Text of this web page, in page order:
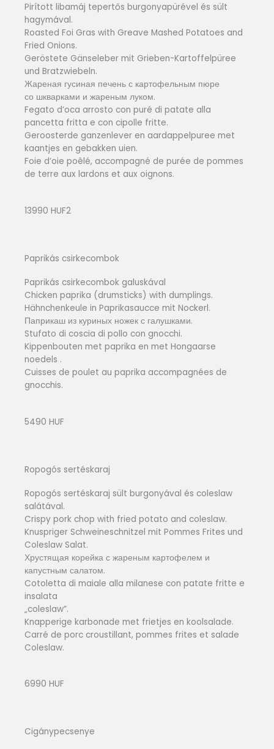
Pirított libamáj tepertős burgonyapürével és sült
hagymával.
Roasted Foi Gras with Greave Mashed Potatoes and
Fried Onions.
Geröstete Gänseleber mit Grieben-Kartoffelpüree
und Bratzwiebeln.
Жареная гусиная печень с картофельным пюре
со шкварками и жареным луком.
Fegato d’oca arrosto con puré di patate alla
pancetta fritta e con cipolle fritte.
Geroosterde ganzenlever en aardappelpuree met
kaantjes en gebakken uien.
Foie d’oie poêlé, accompagné de purée de pommes
de terre aux lardons et aux oignons.
13990 HUF2
Paprikás csirkecombok
Paprikás csirkecombok galuskával
Chicken paprika (drumsticks) with dumplings.
Hähnchenkeule in Paprikasaucce mit Nockerl.
Паприкаш из куриных ножек с галушками.
Stufato di coscia di pollo con gnocchi.
Kippenbouten met paprika en met Hongaarse
noedels .
Cuisses de poulet au paprika accompagnées de
gnocchis.
5490 HUF
Ropogós sertéskaraj
Ropogós sertéskaraj sült burgonyával és coleslaw
salátával.
Crispy pork chop with fried potato and coleslaw.
Knuspriger Schweineschnitzel mit Pommes Frites und
Coleslaw Salat.
Хрустящая корейка с жареным картофелем и
капустным салатом.
Cotoletta di maiale alla milanese con patate fritte e
insalata
„coleslaw”.
Knapperige karbonade met frietjes en koolsalade.
Carré de porc croustillant, pommes frites et salade
Coleslaw.
6990 HUF
Cigánypecsenye